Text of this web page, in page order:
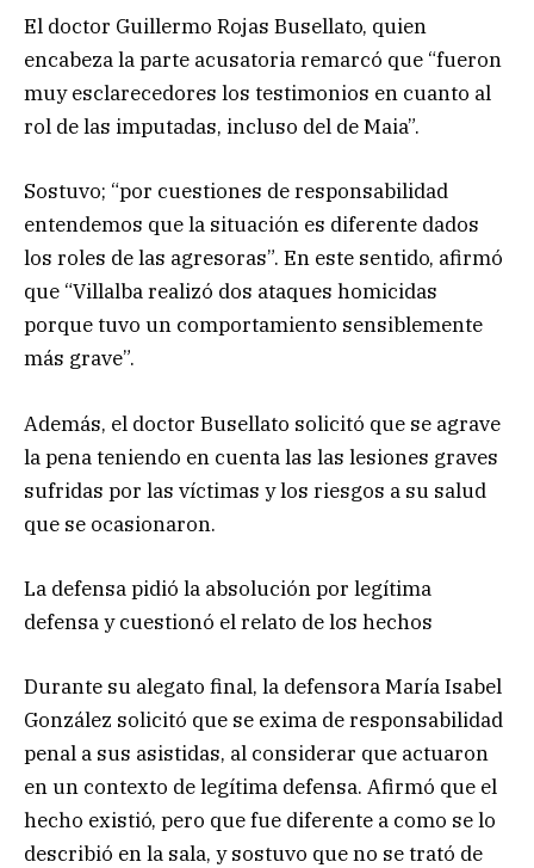
El doctor Guillermo Rojas Busellato, quien
encabeza la parte acusatoria remarcó que “fueron
muy esclarecedores los testimonios en cuanto al
rol de las imputadas, incluso del de Maia”.
Sostuvo; “por cuestiones de responsabilidad
entendemos que la situación es diferente dados
los roles de las agresoras”. En este sentido, afirmó
que “Villalba realizó dos ataques homicidas
porque tuvo un comportamiento sensiblemente
más grave”.
Además, el doctor Busellato solicitó que se agrave
la pena teniendo en cuenta las las lesiones graves
sufridas por las víctimas y los riesgos a su salud
que se ocasionaron.
La defensa pidió la absolución por legítima
defensa y cuestionó el relato de los hechos
Durante su alegato final, la defensora María Isabel
González solicitó que se exima de responsabilidad
penal a sus asistidas, al considerar que actuaron
en un contexto de legítima defensa. Afirmó que el
hecho existió, pero que fue diferente a como se lo
describió en la sala, y sostuvo que no se trató de